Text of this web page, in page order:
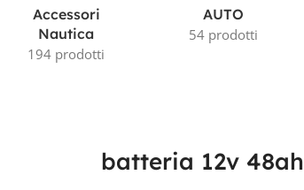
Accessori
Nautica
194 prodotti
AUTO
54 prodotti
batteria 12v 48ah